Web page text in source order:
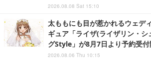
2026.08.08 Sat 15:10
太ももにも目が惹かれるウェデ
ギュア「ライザ(ライザリン・
グStyle」が8月7日より予約受
2026.08.06 Thu 10:15